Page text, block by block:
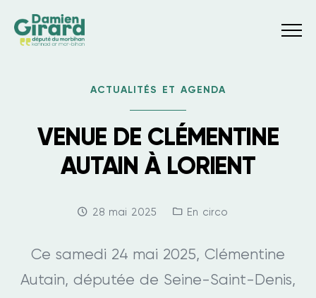
ACTUALITÉS ET AGENDA
VENUE DE CLÉMENTINE
AUTAIN À LORIENT
Date:
28 mai 2025 Categories:
En circo
Ce samedi 24 mai 2025, Clémentine
Autain, députée de Seine-Saint-Denis,